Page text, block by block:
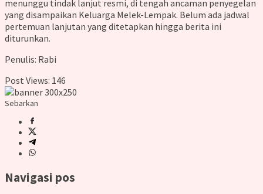
menunggu tindak lanjut resmi, di tengah ancaman penyegelan
yang disampaikan Keluarga Melek-Lempak. Belum ada jadwal
pertemuan lanjutan yang ditetapkan hingga berita ini
diturunkan.
Penulis: Rabi
Post Views: 146
Sebarkan
Navigasi pos